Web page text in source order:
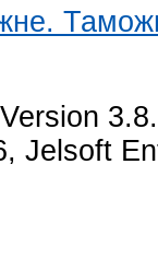
Jelsoft